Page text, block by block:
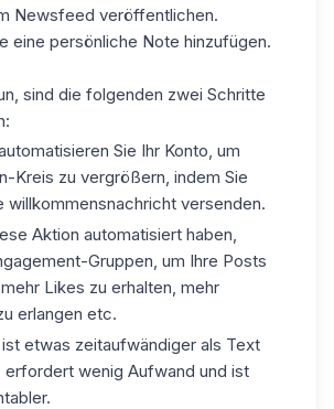
Newsfeed veröffentlichen.
eine persönliche Note hinzufügen.
sind die folgenden zwei Schritte
Sie Ihr Konto, um
Kreis zu vergrößern, indem Sie
willkommensnachricht versenden.
Aktion automatisiert haben,
Gruppen, um Ihre Posts
Likes zu erhalten, mehr
erlangen etc.
etwas zeitaufwändiger als Text
erfordert wenig Aufwand und ist